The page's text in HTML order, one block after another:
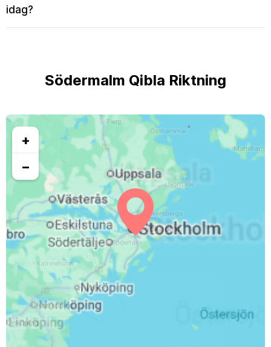
idag?
Södermalm Qibla Riktning
+
−